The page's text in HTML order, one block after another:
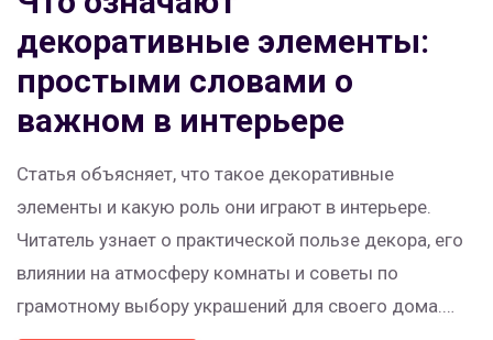
декоративные элементы:
простыми словами о
важном в интерьере
Статья объясняет, что такое декоративные
элементы и какую роль они играют в интерьере.
Читатель узнает о практической пользе декора, его
влиянии на атмосферу комнаты и советы по
грамотному выбору украшений для своего дома.